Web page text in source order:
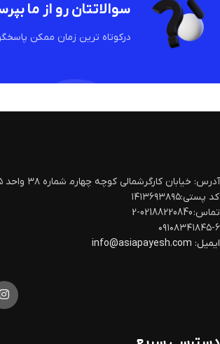
سوالاتتان رو از ما
درکوتاه ترین زمان ممکن
آدرس: خیابان کارگرشمالی کوچه چهارم‍ شماره ۳۸ واحد ۵ شمالی
کد پستی:۱۴۱۳۶۹۳۸۹۵
تماس: 02188220840-2
۰۹۱۰۸۳۴۱۸۴۵-۶
ایمیل: